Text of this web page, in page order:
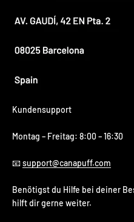
Kundensupport
Montag – Freitag: 8:00 – 16:30
📧support@canapuff.com
Benötigst du Hilfe bei deiner
hilft dir gerne weiter.